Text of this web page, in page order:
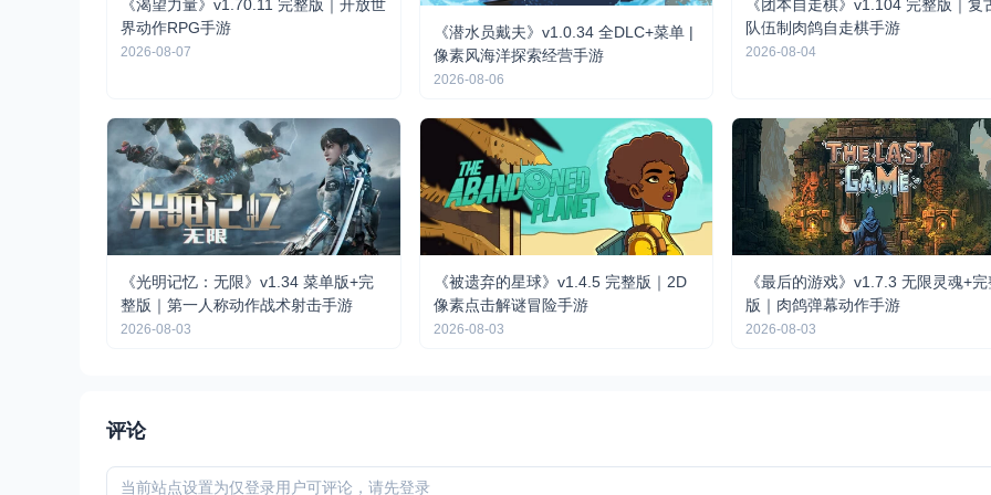
《渴望力量》v1.70.11 完整版｜开放世
界动作RPG手游
2026-08-07
《潜水员戴夫》v1.0.34 全DLC+菜单 |
像素风海洋探索经营手游
2026-08-06
《团本自走棋》v1.104 完整版｜复
队伍制肉鸽自走棋手游
2026-08-04
《光明记忆：无限》v1.34 菜单版+完
整版｜第一人称动作战术射击手游
2026-08-03
《被遗弃的星球》v1.4.5 完整版｜2D
像素点击解谜冒险手游
2026-08-03
《最后的游戏》v1.7.3 无限灵魂+
版｜肉鸽弹幕动作手游
2026-08-03
评论